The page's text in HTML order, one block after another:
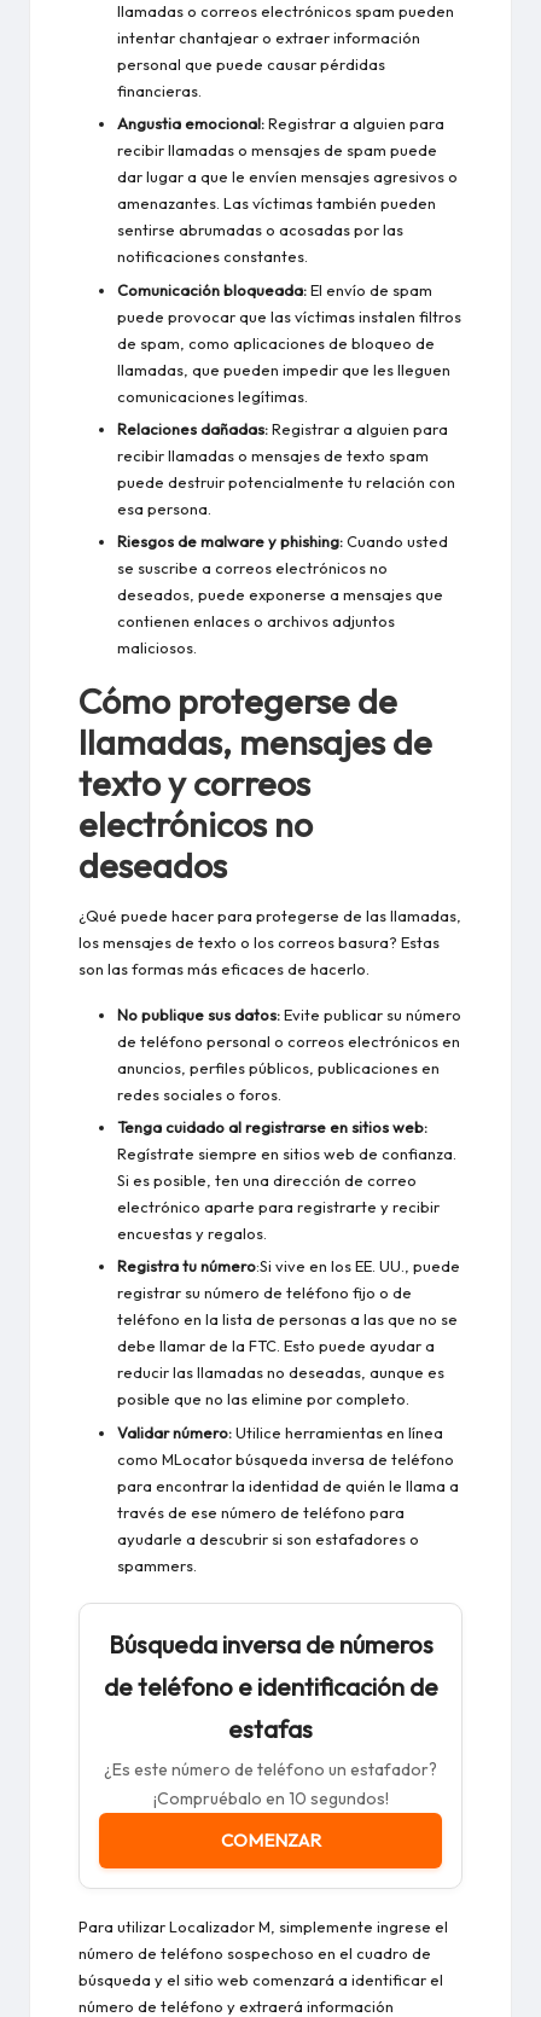
llamadas o correos electrónicos spam pueden
intentar chantajear o extraer información
personal que puede causar pérdidas
financieras.
Angustia emocional:Registrar a alguien para
recibir llamadas o mensajes de spam puede
dar lugar a que le envíen mensajes agresivos o
amenazantes. Las víctimas también pueden
sentirse abrumadas o acosadas por las
notificaciones constantes.
Comunicación bloqueada:El envío de spam
puede provocar que las víctimas instalen filtros
de spam, como aplicaciones de bloqueo de
llamadas, que pueden impedir que les lleguen
comunicaciones legítimas.
Relaciones dañadas:Registrar a alguien para
recibir llamadas o mensajes de texto spam
puede destruir potencialmente tu relación con
esa persona.
Riesgos de malware y phishing:Cuando usted
se suscribe a correos electrónicos no
deseados, puede exponerse a mensajes que
contienen enlaces o archivos adjuntos
maliciosos.
Cómo protegerse de
llamadas, mensajes de
texto y correos
electrónicos no
deseados
¿Qué puede hacer para protegerse de las llamadas,
los mensajes de texto o los correos basura? Estas
son las formas más eficaces de hacerlo.
No publique sus datos:Evite publicar su número
de teléfono personal o correos electrónicos en
anuncios, perfiles públicos, publicaciones en
redes sociales o foros.
Tenga cuidado al registrarse en sitios web:
Regístrate siempre en sitios web de confianza.
Si es posible, ten una dirección de correo
electrónico aparte para registrarte y recibir
encuestas y regalos.
Registra tu número:Si vive en los EE. UU., puede
registrar su número de teléfono fijo o de
teléfono en la lista de personas a las que no se
debe llamar de la FTC. Esto puede ayudar a
reducir las llamadas no deseadas, aunque es
posible que no las elimine por completo.
Validar número:Utilice herramientas en línea
como MLocatorbúsqueda inversa de teléfono
para encontrar la identidad de quién le llama a
través de ese número de teléfono para
ayudarle a descubrir si son estafadores o
spammers.
Búsqueda inversa de números
de teléfono e identificación de
estafas
¿Es este número de teléfono un estafador?
¡Compruébalo en 10 segundos!
COMENZAR
Para utilizarLocalizador M , simplemente ingrese el
número de teléfono sospechoso en el cuadro de
búsqueda y el sitio web comenzará a identificar el
número de teléfono y extraerá información